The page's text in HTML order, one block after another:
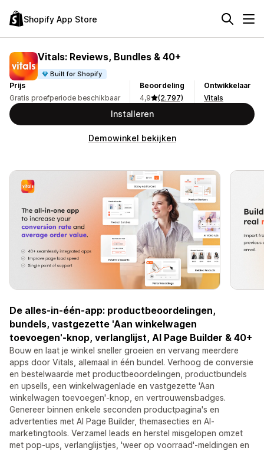
Shopify App Store
Vitals: Reviews, Bundles & 40+
Built for Shopify
Prijs
Gratis proefperiode beschikbaar
Beoordeling
4,9
(2.797)
Ontwikkelaar
Vitals
Installeren
Demowinkel bekijken
De alles-in-één-app: productbeoordelingen,
bundels, vastgezette 'Aan winkelwagen
toevoegen'-knop, verlanglijst, AI Page Builder & 40+
Bouw en laat je winkel sneller groeien en vervang meerdere
apps door Vitals, allemaal in één bundel. Verhoog de conversie
en bestelwaarde met productbeoordelingen, productbundels
en upsells, een winkelwagenlade en vastgezette 'Aan
winkelwagen toevoegen'-knop, en vertrouwensbadges.
Genereer binnen enkele seconden productpagina's en
advertenties met AI Page Builder, themasecties en AI-
marketingtools. Verzamel leads en herstel misgelopen omzet
met pop-ups, verlanglijstjes, 'weer op voorraad'-meldingen en